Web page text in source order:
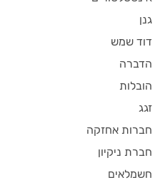
גנן
דוד שמש
הדברה
הובלות
זגג
חברות אחזקה
חברת ניקיון
חשמלאים